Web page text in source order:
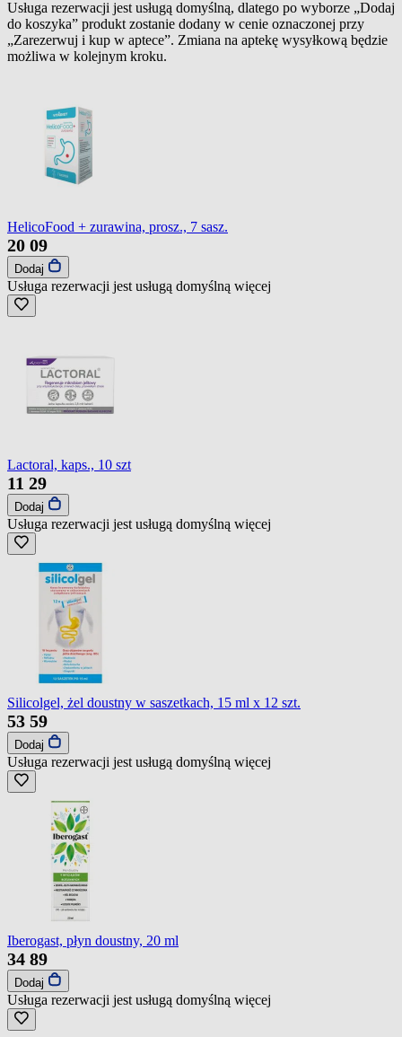
Usługa rezerwacji jest usługą domyślną, dlatego po wyborze „Dodaj
do koszyka” produkt zostanie dodany w cenie oznaczonej przy
„Zarezerwuj i kup w aptece”. Zmiana na aptekę wysyłkową będzie
możliwa w kolejnym kroku.
HelicoFood + zurawina, prosz., 7 sasz.
20 09
Dodaj
Usługa rezerwacji jest usługą domyślną więcej
Lactoral, kaps., 10 szt
11 29
Dodaj
Usługa rezerwacji jest usługą domyślną więcej
Silicolgel, żel doustny w saszetkach, 15 ml x 12 szt.
53 59
Dodaj
Usługa rezerwacji jest usługą domyślną więcej
Iberogast, płyn doustny, 20 ml
34 89
Dodaj
Usługa rezerwacji jest usługą domyślną więcej